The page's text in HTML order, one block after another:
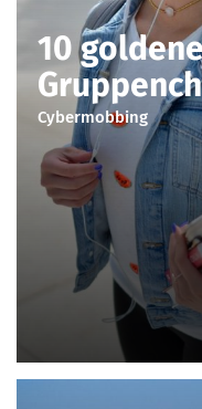
10
Cybermobbing